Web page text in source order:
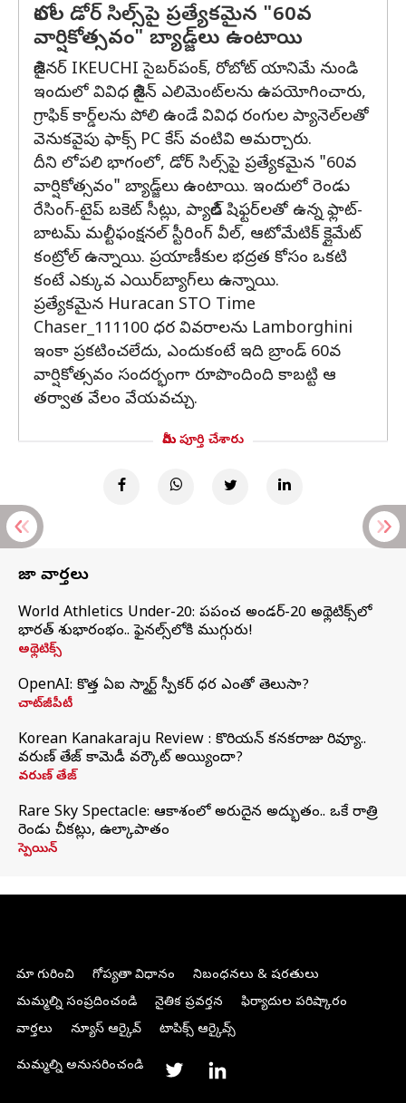
లోపల డోర్ సిల్స్‌పై ప్రత్యేకమైన "60వ
వార్షికోత్సవం" బ్యాడ్జ్‌లు ఉంటాయి
డిజైనర్ IKEUCHI సైబర్‌పంక్, రోబోట్ యానిమే నుండి
ఇందులో వివిధ డిజైన్ ఎలిమెంట్‌లను ఉపయోగించారు,
గ్రాఫిక్ కార్డ్‌లను పోలి ఉండే వివిధ రంగుల ప్యానెల్‌లతో
వెనుకవైపు ఫాక్స్ PC కేస్ వంటివి అమర్చారు.
దీని లోపలి భాగంలో, డోర్ సిల్స్‌పై ప్రత్యేకమైన "60వ
వార్షికోత్సవం" బ్యాడ్జ్‌లు ఉంటాయి. ఇందులో రెండు
రేసింగ్-టైప్ బకెట్ సీట్లు, ప్యాడిల్ షిఫ్టర్‌లతో ఉన్న ఫ్లాట్-
బాటమ్ మల్టీఫంక్షనల్ స్టీరింగ్ వీల్, ఆటోమేటిక్ క్లైమేట్
కంట్రోల్ ఉన్నాయి. ప్రయాణీకుల భద్రత కోసం ఒకటి
కంటే ఎక్కువ ఎయిర్‌బ్యాగ్‌లు ఉన్నాయి.
ప్రత్యేకమైన Huracan STO Time
Chaser_111100 ధర వివరాలను Lamborghini
ఇంకా ప్రకటించలేదు, ఎందుకంటే ఇది బ్రాండ్ 60వ
వార్షికోత్సవం సందర్భంగా రూపొందింది కాబట్టి ఆ
తర్వాత వేలం వేయవచ్చు.
మీరు పూర్తి చేశారు
తాజా వార్తలు
World Athletics Under-20: ప్రపంచ అండర్-20 అథ్లెటిక్స్‌లో
భారత్‌ శుభారంభం.. ఫైనల్స్‌లోకి ముగ్గురు!
అథ్లెటిక్స్
OpenAI: కొత్త ఏఐ స్మార్ట్ స్పీకర్ ధర ఎంతో తెలుసా?
చాట్‌జీపీటీ
Korean Kanakaraju Review : కొరియన్ కనకరాజు రివ్యూ..
వరుణ్ తేజ్ కామెడీ వర్కౌట్ అయ్యిందా?
వరుణ్ తేజ్
Rare Sky Spectacle: ఆకాశంలో అరుదైన అద్భుతం.. ఒకే రాత్రి
రెండు చీకట్లు, ఉల్కాపాతం
స్పెయిన్
మా గురించి గోప్యతా విధానం
నిబంధనలు & షరతులు
మమ్మల్ని సంప్రదించండి
నైతిక ప్రవర్తన
ఫిర్యాదుల పరిష్కారం
వార్తలు
న్యూస్ ఆర్కైవ్ టాపిక్స్ ఆర్కైవ్స్
మమ్మల్ని అనుసరించండి